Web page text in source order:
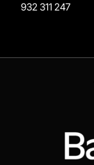
932 311 247